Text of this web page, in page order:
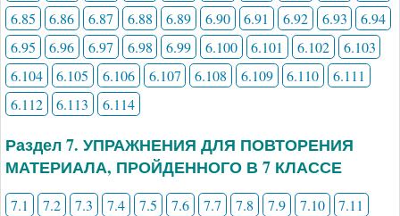
6.85
6.86 6.87 6.88 6.89 6.90 6.91 6.92 6.93
6.94
6.95
6.96 6.97 6.98 6.99 6.100 6.101 6.102
6.103
6.104
6.105 6.106 6.107 6.108 6.109 6.110
6.111
6.112
6.113 6.114
Раздел 7. УПРАЖНЕНИЯ ДЛЯ ПОВТОРЕНИЯ
МАТЕРИАЛА, ПРОЙДЕННОГО В 7 КЛАССЕ
7.1 7.2 7.3 7.4 7.5 7.6 7.7 7.8 7.9 7.10
7.11